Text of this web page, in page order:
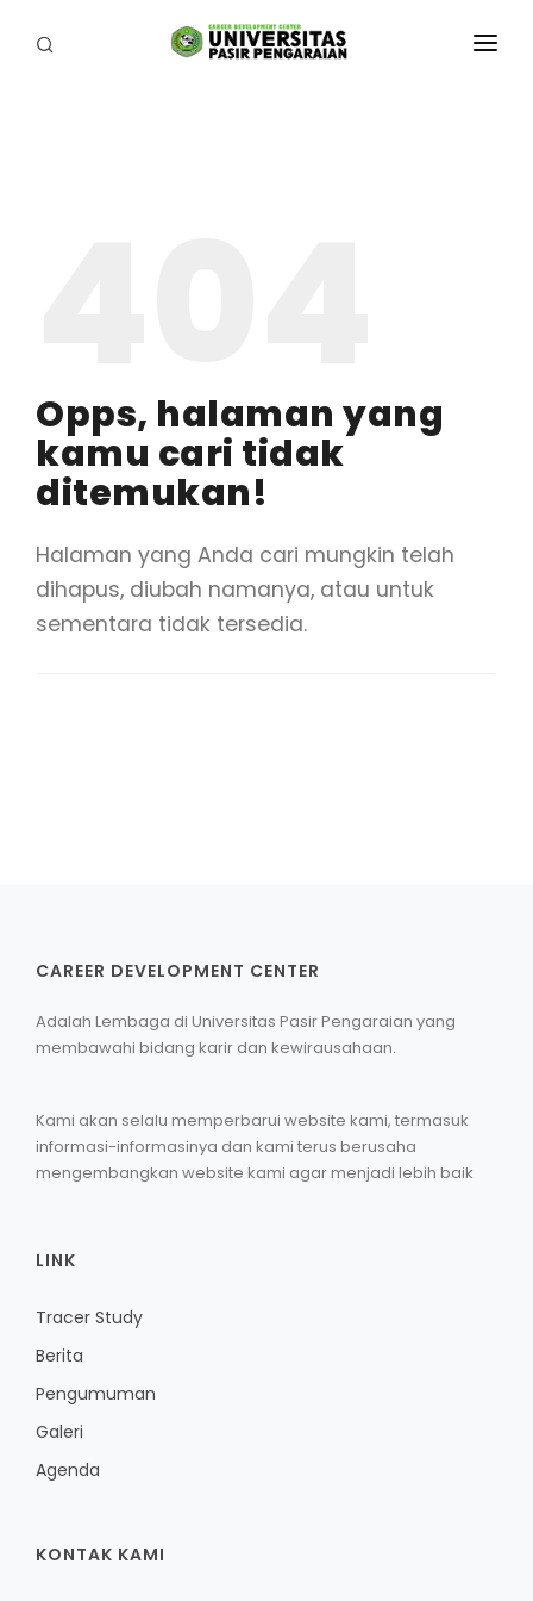
TIPS MENJADI REMAJA TERENCANA MENYONGSONG
MASA DEPAN
SURVEY
LOGIN
Opps, halaman yang
kamu cari tidak
ditemukan!
Halaman yang Anda cari mungkin telah
dihapus, diubah namanya, atau untuk
sementara tidak tersedia.
CAREER DEVELOPMENT CENTER
Adalah Lembaga di Universitas Pasir Pengaraian yang
membawahi bidang karir dan kewirausahaan.
Kami akan selalu memperbarui website kami, termasuk
informasi-informasinya dan kami terus berusaha
mengembangkan website kami agar menjadi lebih baik
LINK
Tracer Study
Berita
Pengumuman
Galeri
Agenda
KONTAK KAMI